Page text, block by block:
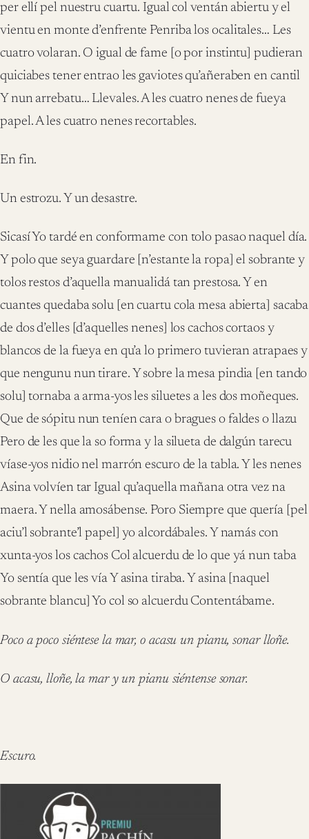
per ellí pel nuestru cuartu. Igual col ventán abiertu y el
vientu en monte d’enfrente Penriba los ocalitales… Les
cuatro volaran. O igual de fame [o por instintu] pudieran
quiciabes tener entrao les gaviotes qu’añeraben en cantil
Y nun arrebatu… Llevales. A les cuatro nenes de fueya
papel. A les cuatro nenes recortables.
En fin.
Un estrozu. Y un desastre.
Sicasí Yo tardé en conformame con tolo pasao naquel día.
Y polo que seya guardare [n’estante la ropa] el sobrante y
tolos restos d’aquella manualidá tan prestosa. Y en
cuantes quedaba solu [en cuartu cola mesa abierta] sacaba
de dos d’elles [d’aquelles nenes] los cachos cortaos y
blancos de la fueya en qu’a lo primero tuvieran atrapaes y
que nengunu nun tirare. Y sobre la mesa pindia [en tando
solu] tornaba a arma-yos les siluetes a les dos moñeques.
Que de sópitu nun teníen cara o bragues o faldes o llazu
Pero de les que la so forma y la silueta de dalgún tarecu
víase-yos nidio nel marrón escuro de la tabla. Y les nenes
Asina volvíen tar Igual qu’aquella mañana otra vez na
maera. Y nella amosábense. Poro Siempre que quería [pel
aciu’l sobrante’l papel] yo alcordábales. Y namás con
xunta-yos los cachos Col alcuerdu de lo que yá nun taba
Yo sentía que les vía Y asina tiraba. Y asina [naquel
sobrante blancu] Yo col so alcuerdu Contentábame.
Poco a poco siéntese la mar, o acasu un pianu, sonar lloñe.
O acasu, lloñe, la mar y un pianu siéntense sonar.
Escuro.